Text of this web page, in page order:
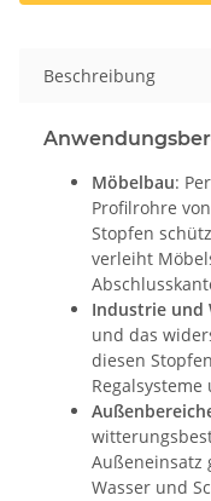
Beschreibung
Möbelbau:
Profilrohre
Stopfen
verleiht
Industrie und
und das
diesen
Außeneinsatz
Wasser und